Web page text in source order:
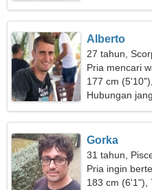
Alberto
27 tahun,
Pria mencari
177 cm
Hubungan
Gorka
31 tahun,
Pria ingin
183 cm (6'1"),